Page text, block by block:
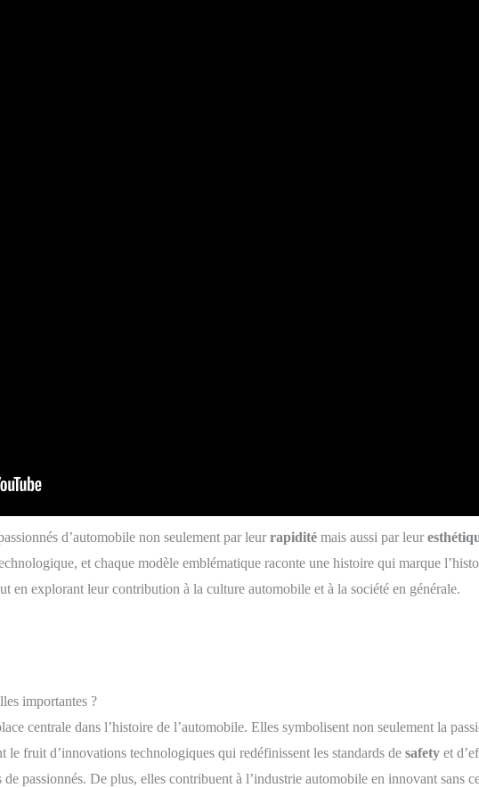
d’automobile non seulement par leur rapidité mais aussi par leur
et chaque modèle emblématique raconte une histoire qui marque
en explorant leur contribution à la culture automobile et à la société en générale.
importantes ?
centrale dans l’histoire de l’automobile. Elles symbolisent non seulement la
le fruit d’innovations technologiques qui redéfinissent les standards de safety et
passionnés. De plus, elles contribuent à l’industrie automobile en innovant sans